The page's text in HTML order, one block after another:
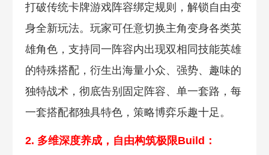
打破传统卡牌游戏阵容绑定规则，解锁自由变
身全新玩法。玩家可任意切换主角变身各类英
雄角色，支持同一阵容内出现双相同技能英雄
的特殊搭配，衍生出海量小众、强势、趣味的
独特战术，彻底告别固定阵容、单一套路，每
一套搭配都独具特色，策略博弈乐趣十足。
2. 多维深度养成，自由构筑极限Build：